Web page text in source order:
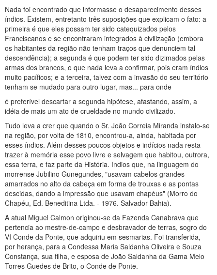
Nada foi encontrado que informasse o desaparecimento desses
índios. Existem, entretanto três suposições que explicam o fato: a
primeira é que eles possam ter sido catequizados pelos
Franciscanos e se encontraram integrados à civilização (embora
os habitantes da região não tenham traços que denunciem tal
descendência); a segunda é que podem ter sido dizimados pelas
armas dos brancos, o que nada leva a confirmar, pois eram índios
muito pacíficos; e a terceira, talvez com a invasão do seu território
tenham se mudado para outro lugar, mas... para onde
é preferível descartar a segunda hipótese, afastando, assim, a
idéia de mais um ato de crueldade no mundo civilizado.
Tudo leva a crer que quando o Sr. João Correia Miranda instalo-se
na região, por volta de 1810, encontrou-a, ainda, habitada por
esses índios. Além desses poucos objetos e indícios nada resta
trazer à memória esse povo livre e selvagem que habitou, outrora,
essa terra, e faz parte da História. índios que, na linguagem do
morrense Jubilino Gunegundes, "usavam cabelos grandes
amarrados no alto da cabeça em forma de trouxas e as pontas
descidas, dando a impressão que usavam chapéus" (Morro do
Chapéu, Ed. Beneditina Ltda. - 1976. Salvador Bahia).
A atual Miguel Calmon originou-se da Fazenda Canabrava que
pertencia ao mestre-de-campo e desbravador de terras, sogro do
VI Conde da Ponte, que adquiriu em sesmarias. Foi transferida,
por herança, para a Condessa Maria Saldanha Oliveira e Souza
Constança, sua filha, e esposa de João Saldanha da Gama Melo
Torres Guedes de Brito, o Conde de Ponte.